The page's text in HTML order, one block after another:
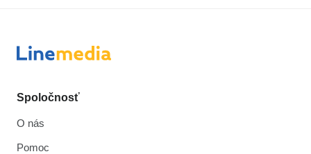
Spoločnosť
O nás
Pomoc